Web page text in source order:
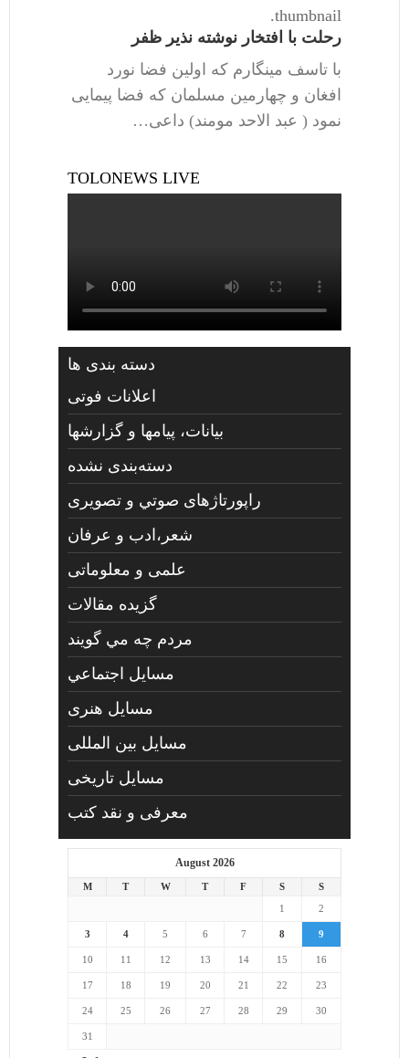
thumbnail.
رحلت با افتخار نوشته نذیر ظفر
با تاسف مینگارم که اولین فضا نورد
افغان و چهارمین مسلمان که فضا پیمایی
نمود ( عبد الاحد مومند) داعی…
TOLONEWS LIVE
دسته بندی ها
اعلانات فوتی
بیانات، پیامها و گزارشها
دسته‌بندی نشده
راپورتاژهای صوتي و تصويری
شعر،ادب و عرفان
علمی و معلوماتی
گزیده مقالات
مردم چه مي گويند
مسايل اجتماعي
مسايل هنری
مسایل بین المللی
مسایل تاریخی
معرفی و نقد کتب
August 2026
M T W T F S
S
1
2
3 4 5 6 7 8 9
10 11 12 13 14 15 16
17 18 19 20 21 22 23
24 25 26 27 28 29 30
31